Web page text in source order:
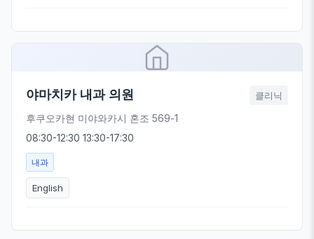
야마치카 내과 의원 클리닉
후쿠오카현 미야와카시 혼조 569-1
08:30-12:30 13:30-17:30
내과
English